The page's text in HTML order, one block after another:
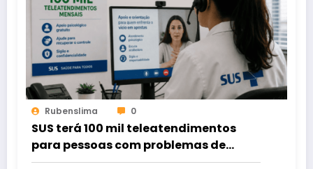
Rubenslima 0
SUS terá 100 mil teleatendimentos
para pessoas com problemas de
apostas em bets